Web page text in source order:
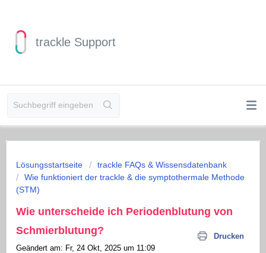
trackle Support
Lösungsstartseite
trackle FAQs & Wissensdatenbank
Wie funktioniert der trackle & die symptothermale Methode
(STM)
Wie unterscheide ich Periodenblutung von
Schmierblutung?
Drucken
Geändert am: Fr, 24 Okt, 2025 um 11:09